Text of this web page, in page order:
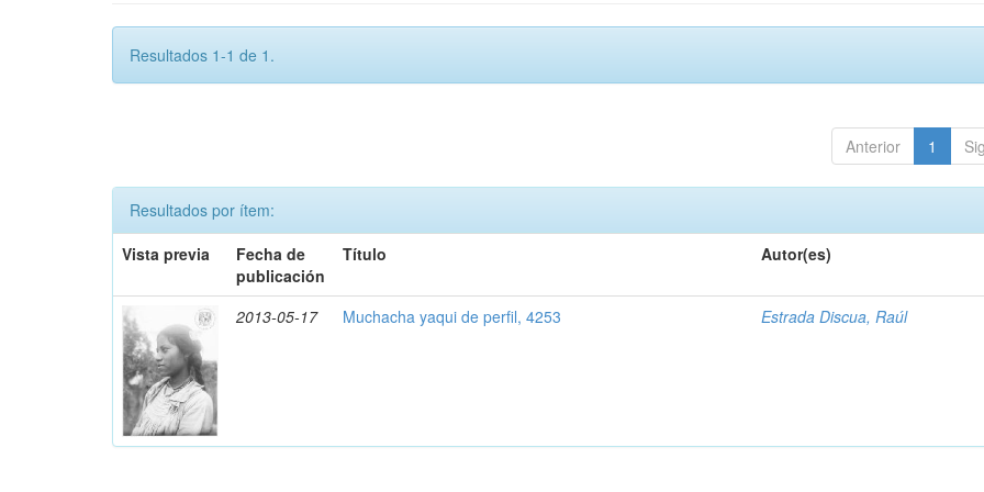
Resultados 1-1 de 1.
Anterior 1
Resultados por ítem:
Vista previa
Fecha de
publicación
Título Autor(es)
2013-05-17 Muchacha yaqui de perfil, 4253 Estrada Discua, Raúl